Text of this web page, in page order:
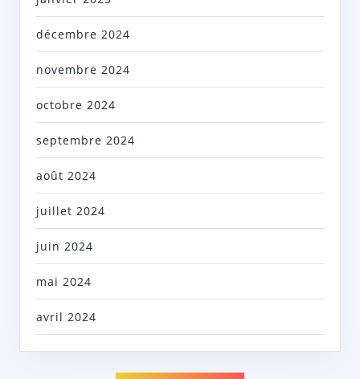
décembre 2024
novembre 2024
octobre 2024
septembre 2024
août 2024
juillet 2024
juin 2024
mai 2024
avril 2024